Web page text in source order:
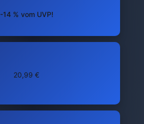
-14 % vom UVP!
20,99 €